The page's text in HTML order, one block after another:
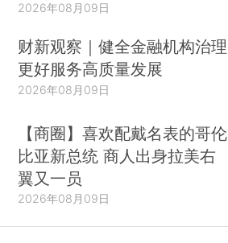
2026年08月09日
财新观察｜健全金融机构治理
更好服务高质量发展
2026年08月09日
【商圈】喜欢配戴名表的哥伦
比亚新总统 商人出身拉美右
翼又一员
2026年08月09日